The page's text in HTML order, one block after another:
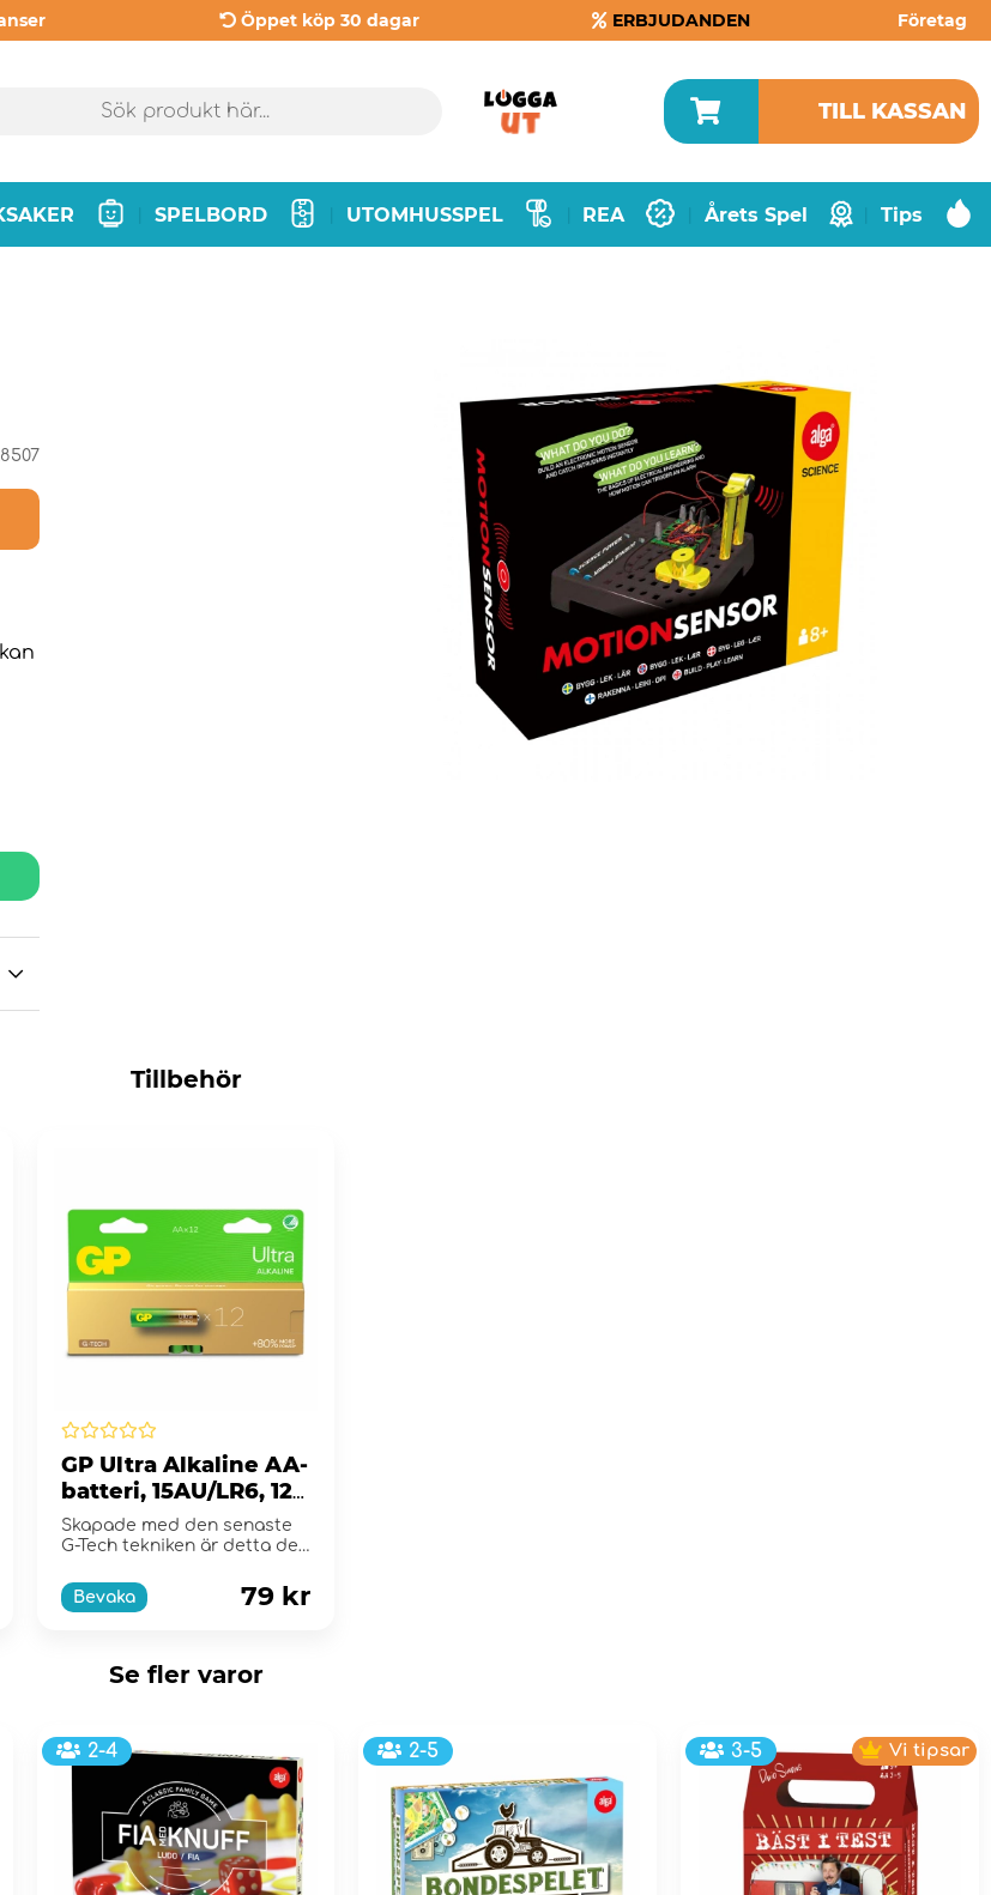
Öppet köp 30 dagar ERBJUDANDEN Företag
TILL KASSAN
SPELBORD UTOMHUSSPEL REA Årets Spel Tips
Tillbehör
GP Ultra Alkaline AA-
batteri, 15AU/LR6, 12-
pack
Skapade med den senaste
G-Tech tekniken är detta det
Bevaka
79 kr
Se fler varor
2-4 2-5 3-5 Vi tipsar